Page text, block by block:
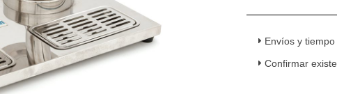
Jugos
Tanques
Envíos y
Confirmar